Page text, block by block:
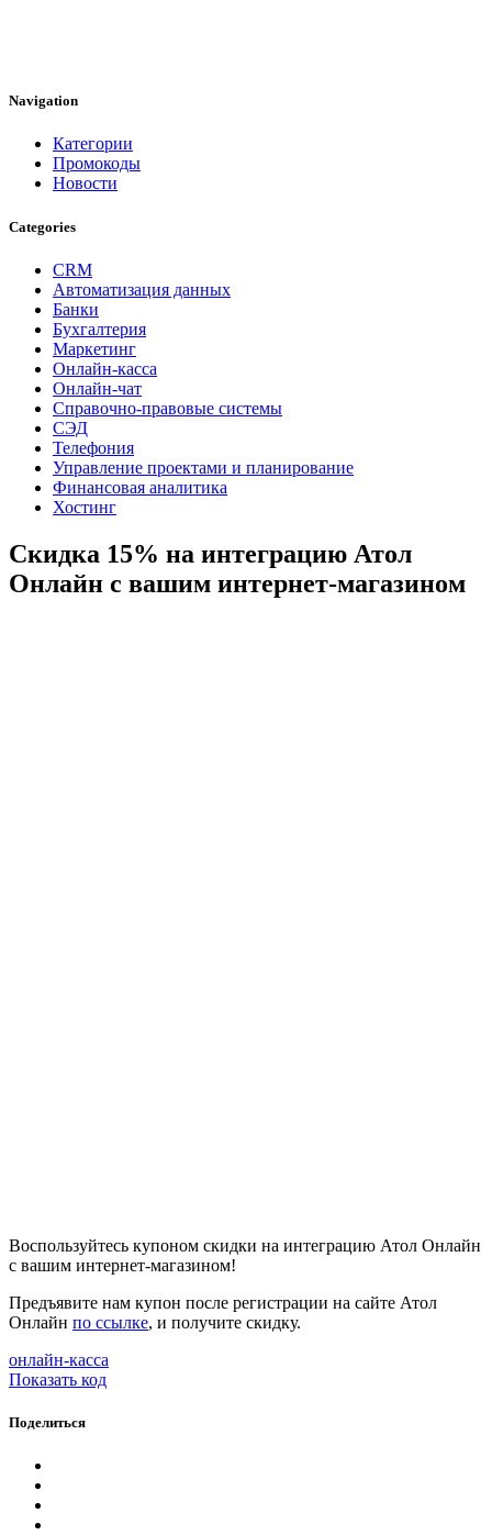
Navigation
Категории
Промокоды
Новости
Categories
CRM
Автоматизация данных
Банки
Бухгалтерия
Маркетинг
Онлайн-касса
Онлайн-чат
Справочно-правовые системы
СЭД
Телефония
Управление проектами и планирование
Финансовая аналитика
Хостинг
Скидка 15% на интеграцию Атол
Онлайн с вашим интернет-магазином
Воспользуйтесь купоном скидки на интеграцию Атол Онлайн
с вашим интернет-магазином!
Предъявите нам купон после регистрации на сайте Атол
Онлайн по ссылке, и получите скидку.
онлайн-касса
Показать код
Поделиться